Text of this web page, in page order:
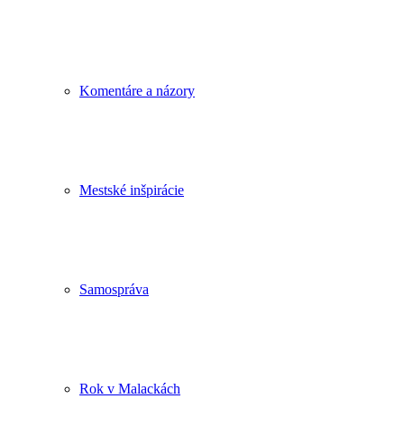
Komentáre a názory
Mestské inšpirácie
Samospráva
Rok v Malackách